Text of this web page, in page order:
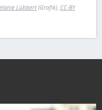
Lübbert(Grafik), CC-BY